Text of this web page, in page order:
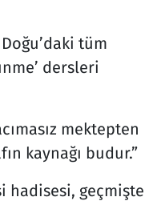
tüm
dersleri
mektepten
kaynağı budur.”
hadisesi, geçmişte